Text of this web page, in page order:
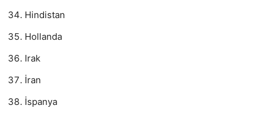
Hindistan
Hollanda
Irak
İran
İspanya